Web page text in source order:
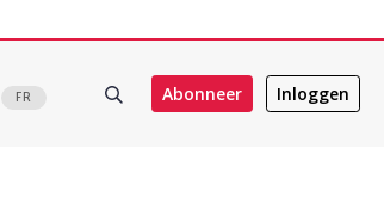
FR Abonneer Inloggen